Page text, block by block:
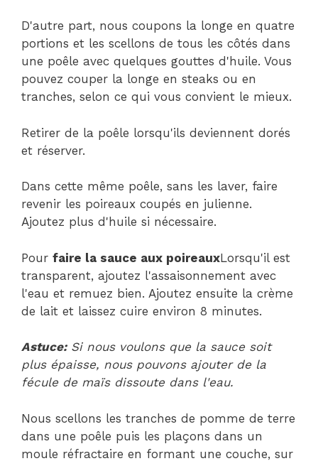
D'autre part, nous coupons la longe en quatre
portions et les scellons de tous les côtés dans
une poêle avec quelques gouttes d'huile. Vous
pouvez couper la longe en steaks ou en
tranches, selon ce qui vous convient le mieux.
Retirer de la poêle lorsqu'ils deviennent dorés
et réserver.
Dans cette même poêle, sans les laver, faire
revenir les poireaux coupés en julienne.
Ajoutez plus d'huile si nécessaire.
Pour faire la sauce aux poireauxLorsqu'il est
transparent, ajoutez l'assaisonnement avec
l'eau et remuez bien. Ajoutez ensuite la crème
de lait et laissez cuire environ 8 minutes.
Astuce:Si nous voulons que la sauce soit
plus épaisse, nous pouvons ajouter de la
fécule de maïs dissoute dans l'eau.
Nous scellons les tranches de pomme de terre
dans une poêle puis les plaçons dans un
moule réfractaire en formant une couche, sur